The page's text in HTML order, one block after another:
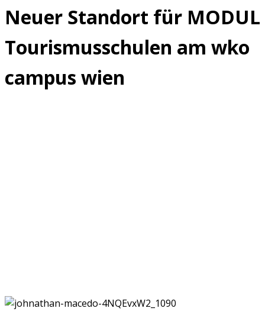
Neuer Standort für MODUL
Tourismusschulen am wko
campus wien